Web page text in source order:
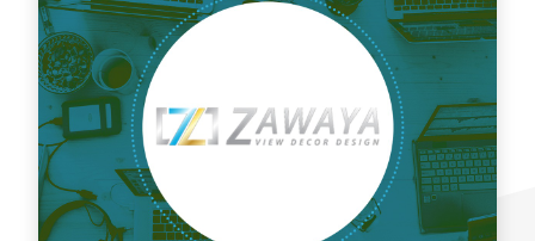
إدارة السوشيال ميديا لمقهى ميكو كافيه